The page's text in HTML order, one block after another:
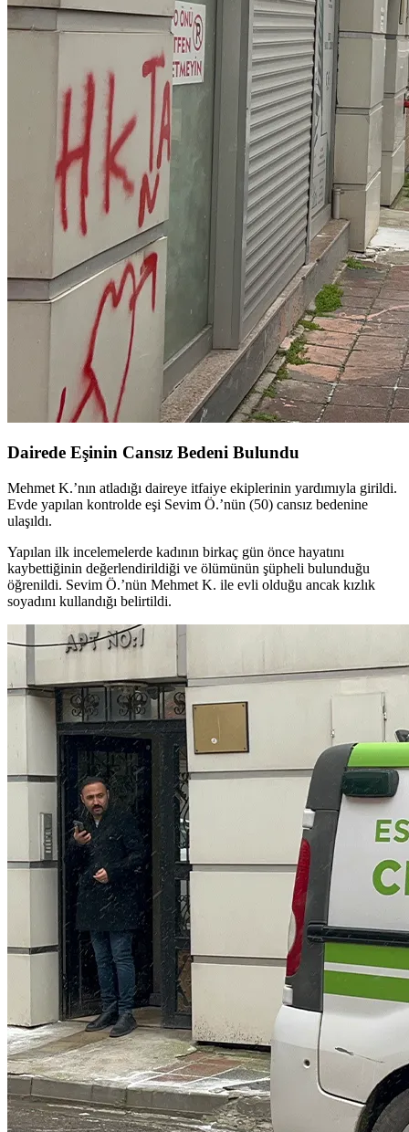
Dairede Eşinin Cansız Bedeni Bulundu
Mehmet K.’nın atladığı daireye itfaiye ekiplerinin yardımıyla girildi.
Evde yapılan kontrolde eşi Sevim Ö.’nün (50) cansız bedenine
ulaşıldı.
Yapılan ilk incelemelerde kadının birkaç gün önce hayatını
kaybettiğinin değerlendirildiği ve ölümünün şüpheli bulunduğu
öğrenildi. Sevim Ö.’nün Mehmet K. ile evli olduğu ancak kızlık
soyadını kullandığı belirtildi.